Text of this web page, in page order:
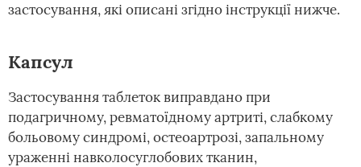
застосування, які описані згідно інструкції нижче.
Капсул
Застосування таблеток виправдано при
подагричному, ревматоїдному артриті, слабкому
больовому синдромі, остеоартрозі, запальному
ураженні навколосуглобових тканин,